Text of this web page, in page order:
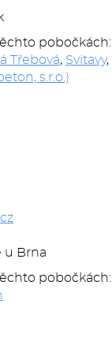
pobočkách:
Třebová, Svitavy,
s.r.o.)
u Brna
pobočkách: